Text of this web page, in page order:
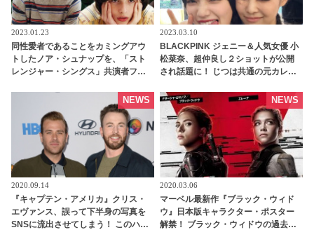
2023.01.23
同性愛者であることをカミングアウ
トしたノア・シュナップを、「スト
レンジャー・シングス」共演者フィ
ウィルの関係についても語る -
2023.03.10
BLACKPINK ジェニー＆人気女優 小
松菜奈、超仲良し２ショットが公開
され話題に！ じつは共通の元カレが
2020.09.14
『キャプテン・アメリカ』クリス・
エヴァンス、誤って下半身の写真を
SNSに流出させてしまう！ このハプ
NEWS
2020.03.06
マーベル最新作『ブラック・ウィド
ウ』日本版キャラクター・ポスター
解禁！ ブラック・ウィドウの過去を
NEWS